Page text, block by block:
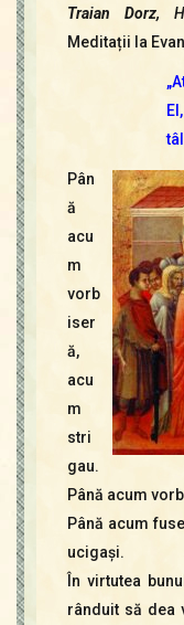
Traian Dorz,
Meditații la
Pân
ă
acu
m
vorb
iser
ă,
acu
m
stri
gau.
Până acum
Până acum
ucigaşi.
În virtutea
rânduit să dea